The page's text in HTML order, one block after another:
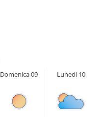
Domenica 09 Lunedì 10